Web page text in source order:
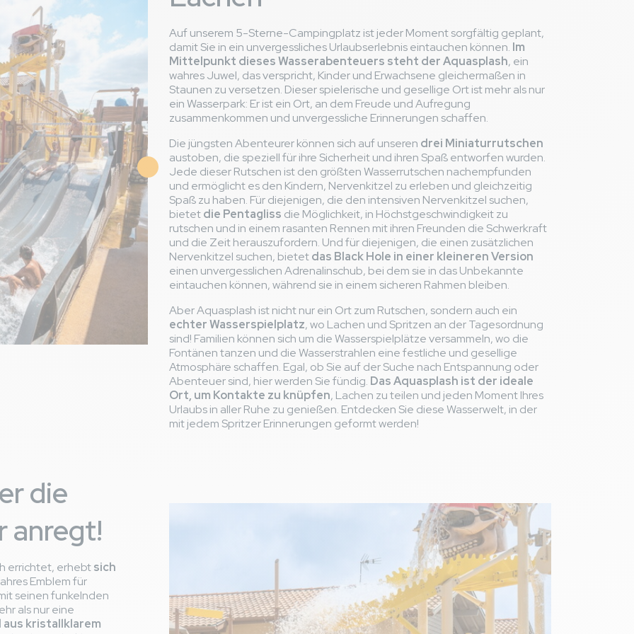
Auf unserem 5-Sterne-Campingplatz ist jeder Moment sorgfältig geplant,
damit Sie in ein unvergessliches Urlaubserlebnis eintauchen können. Im
Mittelpunkt dieses Wasserabenteuers steht der Aquasplash, ein
wahres Juwel, das verspricht, Kinder und Erwachsene gleichermaßen in
Staunen zu versetzen. Dieser spielerische und gesellige Ort ist mehr als nur
ein Wasserpark: Er ist ein Ort, an dem Freude und Aufregung
zusammenkommen und unvergessliche Erinnerungen schaffen.
Die jüngsten Abenteurer können sich auf unseren drei Miniaturrutschen
austoben, die speziell für ihre Sicherheit und ihren Spaß entworfen wurden.
Jede dieser Rutschen ist den größten Wasserrutschen nachempfunden
und ermöglicht es den Kindern, Nervenkitzel zu erleben und gleichzeitig
Spaß zu haben. Für diejenigen, die den intensiven Nervenkitzel suchen,
bietetdie Pentagliss die Möglichkeit, in Höchstgeschwindigkeit zu
rutschen und in einem rasanten Rennen mit ihren Freunden die Schwerkraft
und die Zeit herauszufordern. Und für diejenigen, die einen zusätzlichen
Nervenkitzel suchen, bietetdas Black Hole in einer kleineren Version
einen unvergesslichen Adrenalinschub, bei dem sie in das Unbekannte
eintauchen können, während sie in einem sicheren Rahmen bleiben.
Aber Aquasplash ist nicht nur ein Ort zum Rutschen, sondern auch ein
echter Wasserspielplatz, wo Lachen und Spritzen an der Tagesordnung
sind! Familien können sich um die Wasserspielplätze versammeln, wo die
Fontänen tanzen und die Wasserstrahlen eine festliche und gesellige
Atmosphäre schaffen. Egal, ob Sie auf der Suche nach Entspannung oder
Abenteuer sind, hier werden Sie fündig. Das Aquasplash ist der ideale
Ort, um Kontakte zu knüpfen, Lachen zu teilen und jeden Moment Ihres
Urlaubs in aller Ruhe zu genießen. Entdecken Sie diese Wasserwelt, in der
mit jedem Spritzer Erinnerungen geformt werden!
die
anregt!
errichtet, erhebtsich
Emblem für
seinen funkelnden
als nur eine
kristallklarem